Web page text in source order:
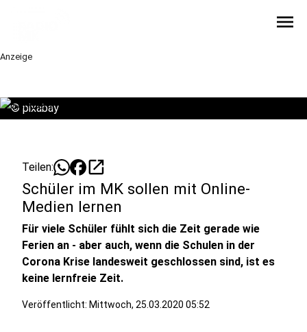
menu
Anzeige
© pixabay
Teilen: open_in_new
Schüler im MK sollen mit Online-
Medien lernen
Für viele Schüler fühlt sich die Zeit gerade wie
Ferien an - aber auch, wenn die Schulen in der
Corona Krise landesweit geschlossen sind, ist es
keine lernfreie Zeit.
Veröffentlicht: Mittwoch, 25.03.2020 05:52